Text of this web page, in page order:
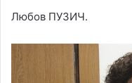
Любов ПУЗИЧ.